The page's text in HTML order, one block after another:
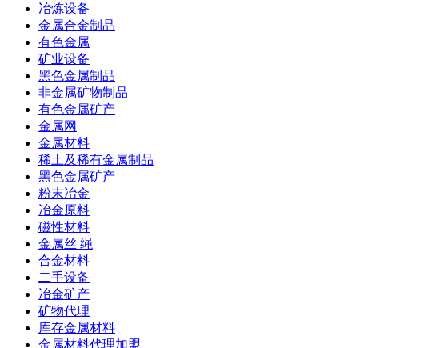
冶炼设备
金属合金制品
有色金属
矿业设备
黑色金属制品
非金属矿物制品
有色金属矿产
金属网
金属材料
稀土及稀有金属制品
黑色金属矿产
粉末冶金
冶金原料
磁性材料
金属丝 绳
合金材料
二手设备
冶金矿产
矿物代理
库存金属材料
金属材料代理加盟